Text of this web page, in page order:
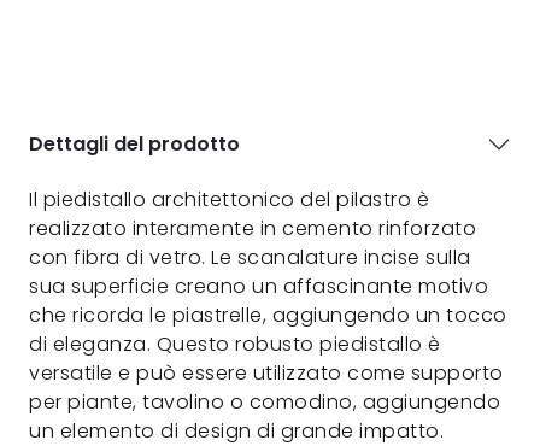
Dettagli del prodotto
Il piedistallo architettonico del pilastro è
realizzato interamente in cemento rinforzato
con fibra di vetro. Le scanalature incise sulla
sua superficie creano un affascinante motivo
che ricorda le piastrelle, aggiungendo un tocco
di eleganza. Questo robusto piedistallo è
versatile e può essere utilizzato come supporto
per piante, tavolino o comodino, aggiungendo
un elemento di design di grande impatto.